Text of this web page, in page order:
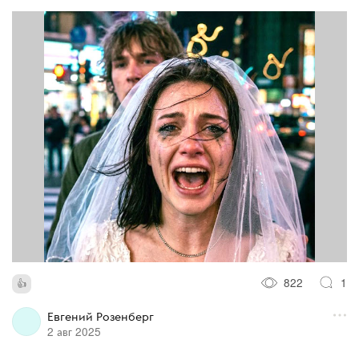
822 1
Евгений Розенберг
2 авг 2025